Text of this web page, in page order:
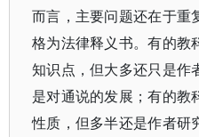
而言，主要问题还在于重
格为法律释义书。有的教
知识点，但大多还只是作
是对通说的发展；有的教
性质，但多半还是作者研